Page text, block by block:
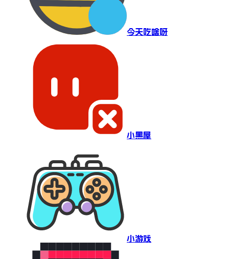
今天吃啥呀
小黑屋
小游戏